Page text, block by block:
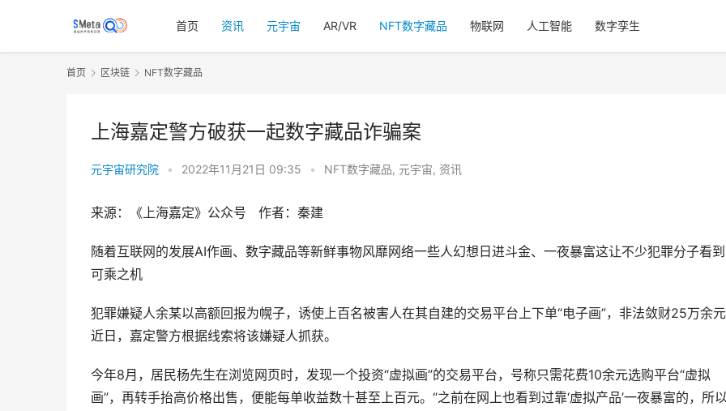
首页 资讯 元宇宙 AR/VR NFT数字藏品 物联网 人工智能 数字孪生
首页 区块链 NFT数字藏品
上海嘉定警方破获一起数字藏品诈骗案
元宇宙研究院 • 2022年11月21日 09:35 • NFT数字藏品, 元宇宙, 资讯
来源：《上海嘉定》公众号   作者：秦建
随着互联网的发展AI作画、数字藏品等新鲜事物风靡网络一些人幻想日进斗金、一夜暴富这让不少犯罪分子看
可乘之机
犯罪嫌疑人余某以高额回报为幌子，诱使上百名被害人在其自建的交易平台上下单“电子画”，非法敛财25万余
近日，嘉定警方根据线索将该嫌疑人抓获。
今年8月，居民杨先生在浏览网页时，发现一个投资“虚拟画”的交易平台，号称只需花费10余元选购平台“虚拟
画”，再转手抬高价格出售，便能每单收益数十甚至上百元。“之前在网上也看到过靠‘虚拟产品’一夜暴富的，所